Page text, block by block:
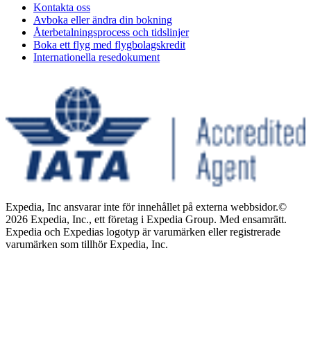
Kontakta oss
Avboka eller ändra din bokning
Återbetalningsprocess och tidslinjer
Boka ett flyg med flygbolagskredit
Internationella resedokument
Expedia, Inc ansvarar inte för innehållet på externa webbsidor.©
2026 Expedia, Inc., ett företag i Expedia Group. Med ensamrätt.
Expedia och Expedias logotyp är varumärken eller registrerade
varumärken som tillhör Expedia, Inc.